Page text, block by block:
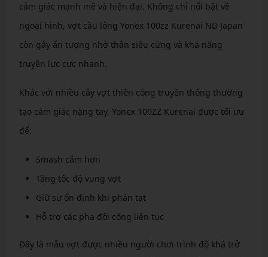
cảm giác mạnh mẽ và hiện đại. Không chỉ nổi bật về
ngoại hình, vợt cầu lông Yonex 100zz Kurenai ND Japan
còn gây ấn tượng nhờ thân siêu cứng và khả năng
truyền lực cực nhanh.
Khác với nhiều cây vợt thiên công truyền thống thường
tạo cảm giác nặng tay, Yonex 100ZZ Kurenai được tối ưu
để:
Smash cắm hơn
Tăng tốc độ vung vợt
Giữ sự ổn định khi phản tạt
Hỗ trợ các pha đôi công liên tục
Đây là mẫu vợt được nhiều người chơi trình độ khá trở